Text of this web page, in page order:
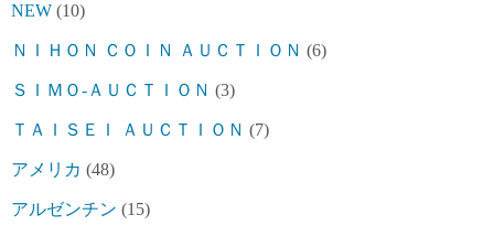
NEW (10)
ＮＩＨＯＮ ＣＯＩＮ ＡＵＣＴＩＯＮ (6)
ＳＩＭＯ-ＡＵＣＴＩＯＮ (3)
ＴＡＩＳＥＩ ＡＵＣＴＩＯＮ (7)
アメリカ (48)
アルゼンチン (15)